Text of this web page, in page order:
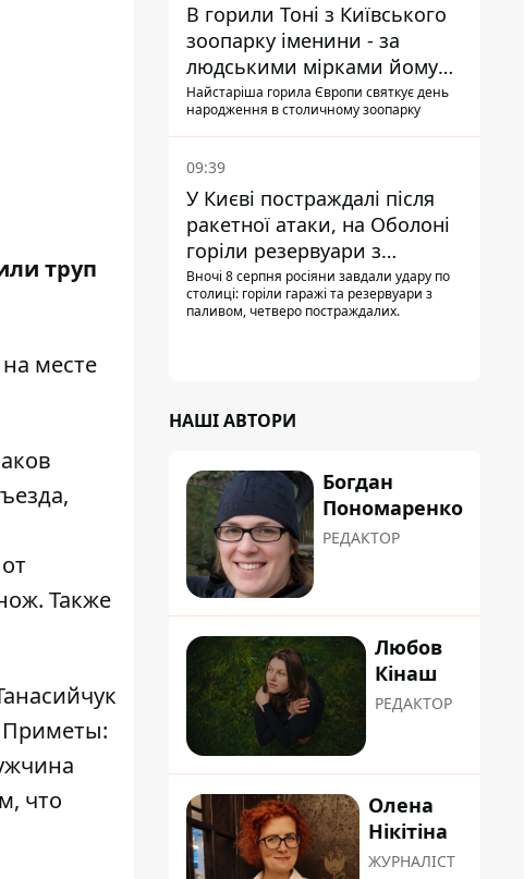
труп
месте
Также
Приметы:
что
В горили Тоні з Київського
зоопарку іменини - за
людськими мірками йому
вже понад 90 років
Найстаріша горила Європи святкує день
народження в столичному зоопарку
09:39
У Києві постраждалі після
ракетної атаки, на Оболоні
горіли резервуари з
паливом
Вночі 8 серпня росіяни завдали удару по
столиці: горіли гаражі та резервуари з
паливом, четверо постраждалих.
НАШІ АВТОРИ
Богдан
Пономаренко
РЕДАКТОР
Любов
Кінаш
РЕДАКТОР
Олена
Нікітіна
ЖУРНАЛІСТ